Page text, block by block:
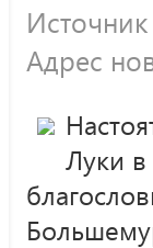
Адрес
Луки